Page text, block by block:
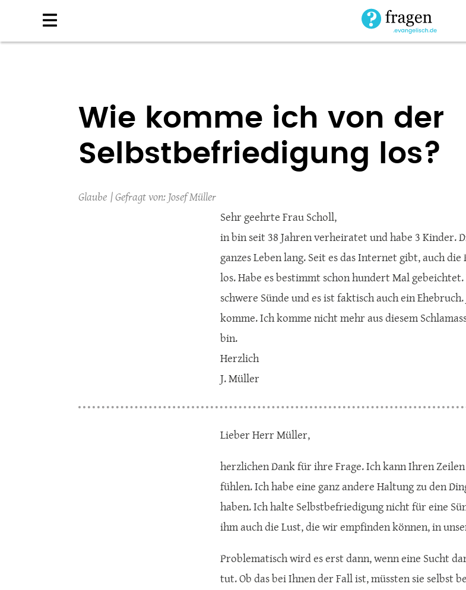
Wie komme ich von der
Selbstbefriedigung los?
Glaube
Josef Müller
Sehr geehrte Frau Scholl,
in bin seit 38 Jahren verheiratet und habe 3 Kinder.
ganzes Leben lang. Seit es das Internet gibt, auch
los. Habe es bestimmt schon hundert Mal
schwere Sünde und es ist faktisch auch ein
komme. Ich komme nicht mehr aus diesem
bin.
Herzlich
J. Müller
Lieber Herr Müller,
herzlichen Dank für ihre Frage. Ich kann Ihren
fühlen. Ich habe eine ganz andere Haltung zu den
haben. Ich halte Selbstbefriedigung nicht für eine
ihm auch die Lust, die wir empfinden können, in
Problematisch wird es erst dann, wenn eine Sucht
tut. Ob das bei Ihnen der Fall ist, müssten sie